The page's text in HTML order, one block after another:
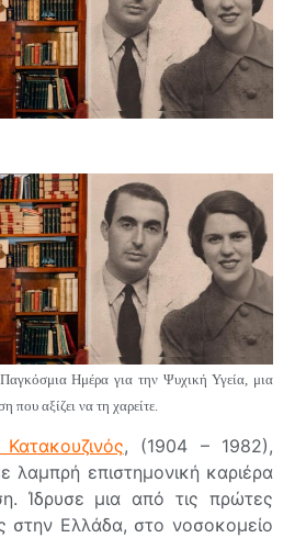
Ημέρα για την Ψυχική Υγεία, μια
που αξίζει να τη χαρείτε.
, (1904 – 1982),
λαμπρή επιστημονική καριέρα
Ίδρυσε μια από τις πρώτες
στην Ελλάδα, στο νοσοκομείο